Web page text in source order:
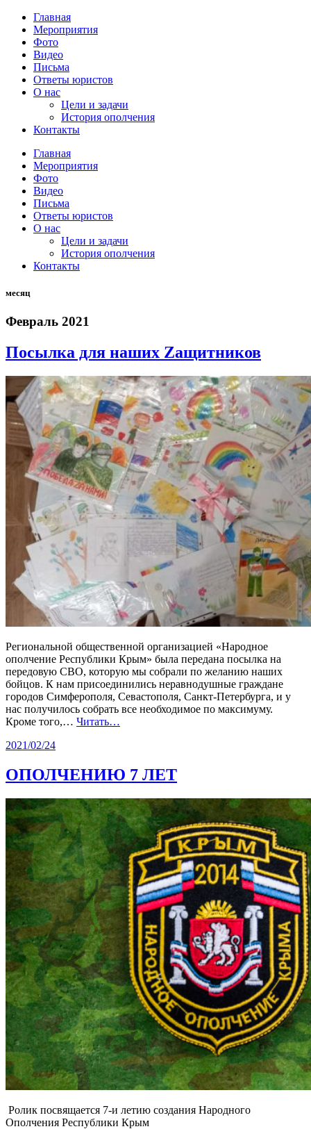
Главная
Мероприятия
Фото
Видео
Письма
Ответы юристов
О нас
Цели и задачи
История ополчения
Контакты
Главная
Мероприятия
Фото
Видео
Письма
Ответы юристов
О нас
Цели и задачи
История ополчения
Контакты
месяц
Февраль 2021
Посылка для наших Zащитников
Региональной общественной организацией «Народное
ополчение Республики Крым» была передана посылка на
передовую СВО, которую мы собрали по желанию наших
бойцов. К нам присоединились неравнодушные граждане
городов Симферополя, Севастополя, Санкт-Петербурга, и у
нас получилось собрать все необходимое по максимуму.
Кроме того,… Читать…
2021/02/24
ОПОЛЧЕНИЮ 7 ЛЕТ
Ролик посвящается 7-и летию создания Народного
Ополчения Республики Крым